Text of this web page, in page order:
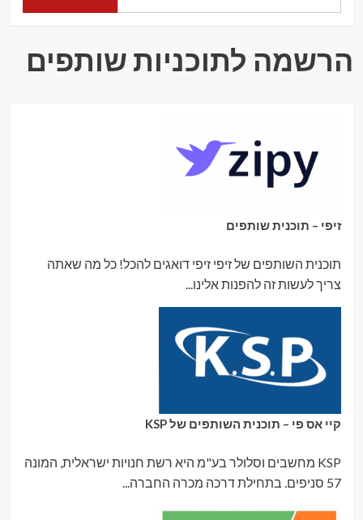
הרשמה לתוכניות שותפים
זיפי – תוכנית שותפים
תוכנית השותפים של זיפי זיפי דואגים להכל! כל מה שאתה
צריך לעשות זה להפנות אלינו...
קיי אס פי – תוכנית השותפים של KSP
KSP מחשבים וסלולר בע"מ היא רשת חנויות ישראלית, המונה
57 סניפים. בתחילת דרכה מכרה החברה...